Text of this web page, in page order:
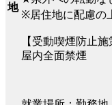
地
※居住地に配慮の
【受動喫煙防止施
屋内全面禁煙